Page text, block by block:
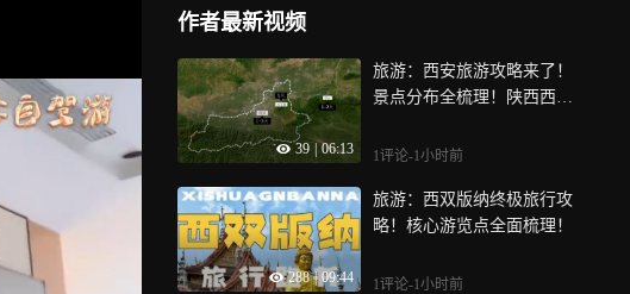
作者最新视频
39 06:13
旅游：西安旅游攻略来了！
景点分布全梳理！陕西西安
1评论-1小时前
288 | 09:44
旅游：西双版纳终极旅行攻
略！核心游览点全面梳理！
1评论-1小时前